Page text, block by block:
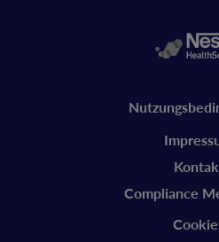
Compliance